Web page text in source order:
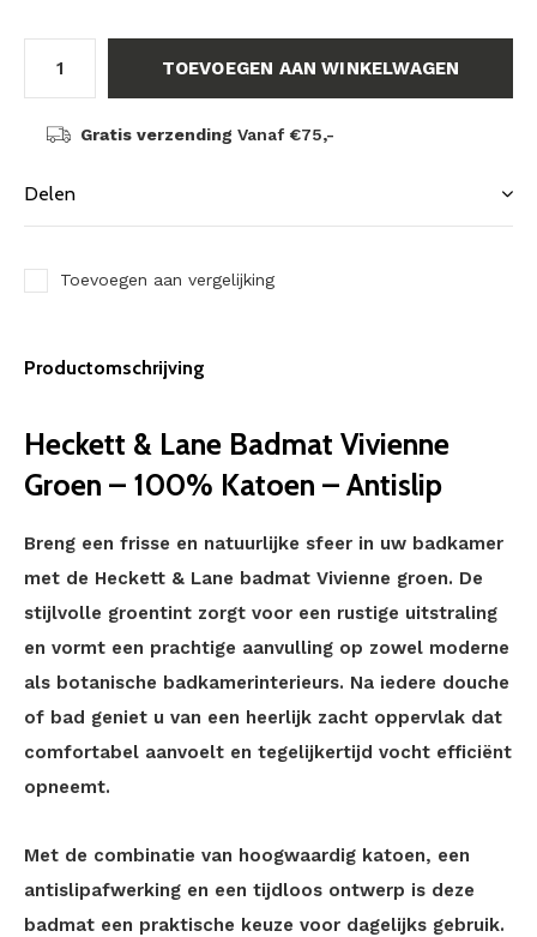
TOEVOEGEN AAN WINKELWAGEN
Gratis verzending Vanaf €75,-
Delen
Toevoegen aan vergelijking
Productomschrijving
Heckett & Lane Badmat Vivienne
Groen – 100% Katoen – Antislip
Breng een frisse en natuurlijke sfeer in uw badkamer
met de Heckett & Lane badmat Vivienne groen. De
stijlvolle groentint zorgt voor een rustige uitstraling
en vormt een prachtige aanvulling op zowel moderne
als botanische badkamerinterieurs. Na iedere douche
of bad geniet u van een heerlijk zacht oppervlak dat
comfortabel aanvoelt en tegelijkertijd vocht efficiënt
opneemt.
Met de combinatie van hoogwaardig katoen, een
antislipafwerking en een tijdloos ontwerp is deze
badmat een praktische keuze voor dagelijks gebruik.